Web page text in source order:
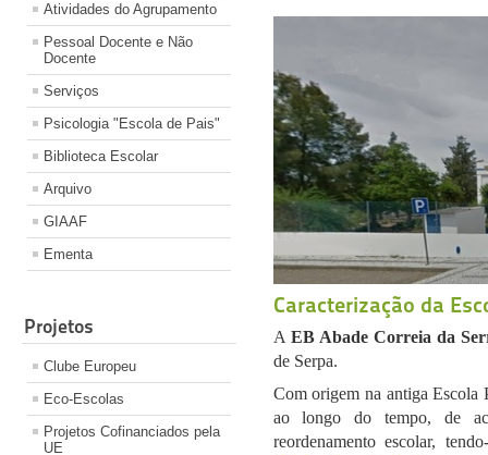
Atividades do Agrupamento
Pessoal Docente e Não
Docente
Serviços
Psicologia "Escola de Pais"
Biblioteca Escolar
Arquivo
GIAAF
Ementa
Projetos
Clube Europeu
Eco-Escolas
Projetos Cofinanciados pela
UE
Caracterização da
A EB Abade Correia da
de Serpa.
Com origem na antiga Escola
ao longo do tempo, de
reordenamento escolar,